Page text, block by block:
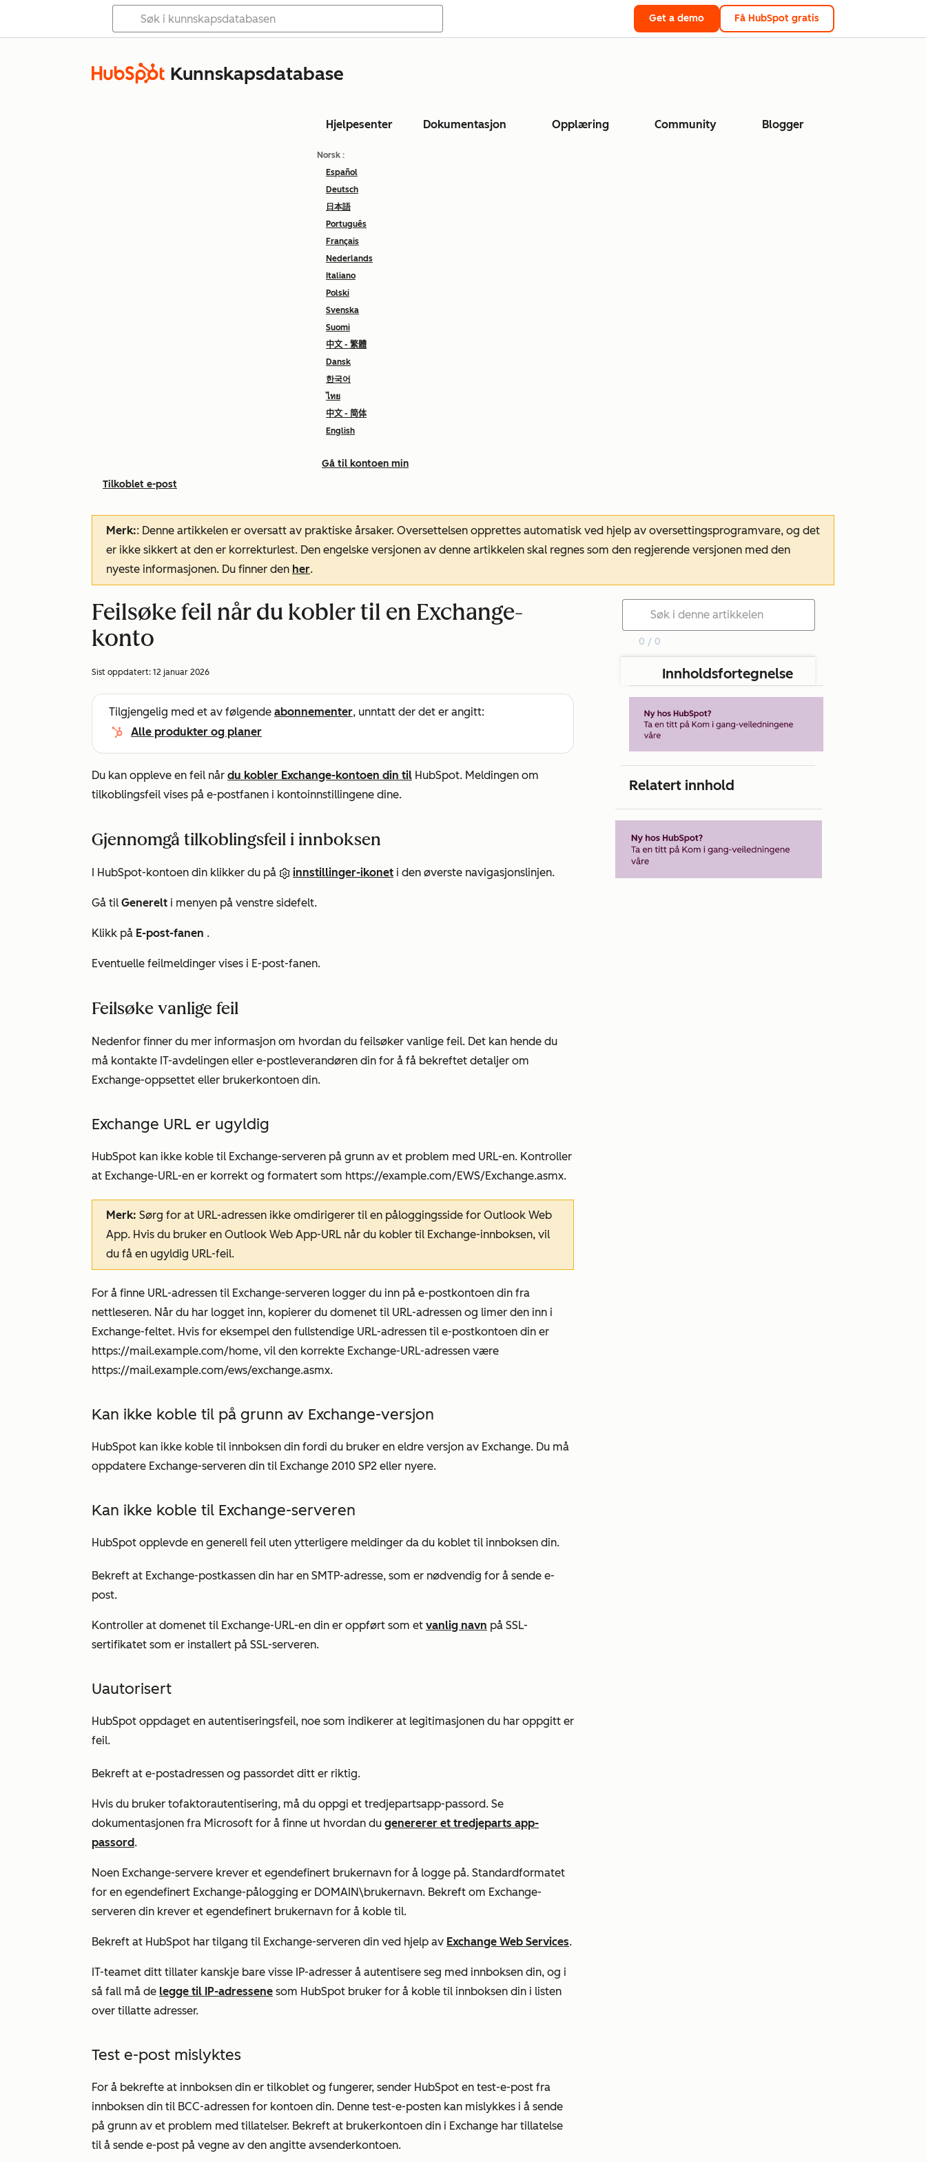
Get a demo Få HubSpot gratis
Kunnskapsdatabase
Hjelpesenter Dokumentasjon Opplæring Community Blogger
Norsk :
Español
Deutsch
日本語
Português
Français
Nederlands
Italiano
Polski
Svenska
Suomi
中文 - 繁體
Dansk
한국어
ไทย
中文 - 简体
English
Gå til kontoen min
Tilkoblet e-post
Merk:: Denne artikkelen er oversatt av praktiske årsaker. Oversettelsen opprettes automatisk ved hjelp av oversettingsprogramvare, og det
er ikke sikkert at den er korrekturlest. Den engelske versjonen av denne artikkelen skal regnes som den regjerende versjonen med den
nyeste informasjonen. Du finner den her.
Feilsøke feil når du kobler til en Exchange-
konto
Sist oppdatert: 12 januar 2026
Tilgjengelig med et av følgende abonnementer, unntatt der det er angitt:
Alle produkter og planer
Du kan oppleve en feil når du kobler Exchange-kontoen din til HubSpot. Meldingen om
tilkoblingsfeil vises på e-postfanen i kontoinnstillingene dine.
Gjennomgå tilkoblingsfeil i innboksen
I HubSpot-kontoen din klikker du på innstillinger-ikonet i den øverste navigasjonslinjen.
Gå til Generelt i menyen på venstre sidefelt.
Klikk på E-post-fanen .
Eventuelle feilmeldinger vises i E-post-fanen.
Feilsøke vanlige feil
Nedenfor finner du mer informasjon om hvordan du feilsøker vanlige feil. Det kan hende du
må kontakte IT-avdelingen eller e-postleverandøren din for å få bekreftet detaljer om
Exchange-oppsettet eller brukerkontoen din.
Exchange URL er ugyldig
HubSpot kan ikke koble til Exchange-serveren på grunn av et problem med URL-en. Kontroller
at Exchange-URL-en er korrekt og formatert som https://example.com/EWS/Exchange.asmx.
Merk: Sørg for at URL-adressen ikke omdirigerer til en påloggingsside for Outlook Web
App. Hvis du bruker en Outlook Web App-URL når du kobler til Exchange-innboksen, vil
du få en ugyldig URL-feil.
For å finne URL-adressen til Exchange-serveren logger du inn på e-postkontoen din fra
nettleseren. Når du har logget inn, kopierer du domenet til URL-adressen og limer den inn i
Exchange-feltet. Hvis for eksempel den fullstendige URL-adressen til e-postkontoen din er
https://mail.example.com/home, vil den korrekte Exchange-URL-adressen være
https://mail.example.com/ews/exchange.asmx.
Kan ikke koble til på grunn av Exchange-versjon
HubSpot kan ikke koble til innboksen din fordi du bruker en eldre versjon av Exchange. Du må
oppdatere Exchange-serveren din til Exchange 2010 SP2 eller nyere.
Kan ikke koble til Exchange-serveren
HubSpot opplevde en generell feil uten ytterligere meldinger da du koblet til innboksen din.
Bekreft at Exchange-postkassen din har en SMTP-adresse, som er nødvendig for å sende e-
post.
Kontroller at domenet til Exchange-URL-en din er oppført som et vanlig navn på SSL-
sertifikatet som er installert på SSL-serveren.
Uautorisert
HubSpot oppdaget en autentiseringsfeil, noe som indikerer at legitimasjonen du har oppgitt er
feil.
Bekreft at e-postadressen og passordet ditt er riktig.
Hvis du bruker tofaktorautentisering, må du oppgi et tredjepartsapp-passord. Se
dokumentasjonen fra Microsoft for å finne ut hvordan du genererer et tredjeparts app-
passord.
Noen Exchange-servere krever et egendefinert brukernavn for å logge på. Standardformatet
for en egendefinert Exchange-pålogging er DOMAIN\brukernavn. Bekreft om Exchange-
serveren din krever et egendefinert brukernavn for å koble til.
Bekreft at HubSpot har tilgang til Exchange-serveren din ved hjelp av Exchange Web Services.
IT-teamet ditt tillater kanskje bare visse IP-adresser å autentisere seg med innboksen din, og i
så fall må de legge til IP-adressene som HubSpot bruker for å koble til innboksen din i listen
over tillatte adresser.
Test e-post mislyktes
For å bekrefte at innboksen din er tilkoblet og fungerer, sender HubSpot en test-e-post fra
innboksen din til BCC-adressen for kontoen din. Denne test-e-posten kan mislykkes i å sende
på grunn av et problem med tillatelser. Bekreft at brukerkontoen din i Exchange har tillatelse
til å sende e-post på vegne av den angitte avsenderkontoen.
0 / 0
Innholdsfortegnelse
Relatert innhold